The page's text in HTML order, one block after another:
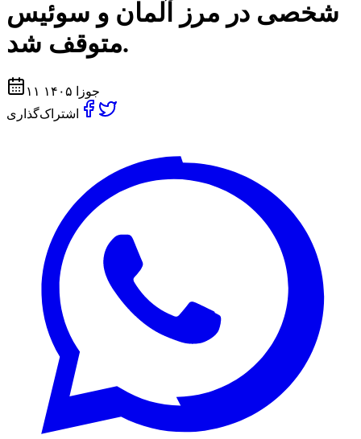
شخصى در مرز آلمان و سوئيس
متوقف شد.
۱۱ جوزا ۱۴۰۵
اشتراک‌گذاری